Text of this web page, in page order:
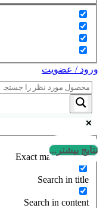
ورود / عضویت
نتایج بیشتر...
Exact matches only
Search in title
Search in content